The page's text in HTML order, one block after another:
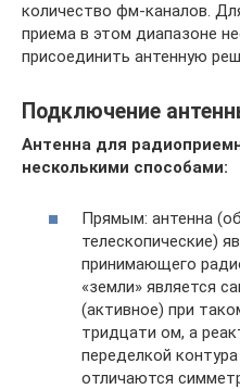
количество фм-каналов.
приема в этом диапазоне
присоединить антенную
Подключение
Антенна для
несколькими способами:
Прямым: антенна
телескопические)
принимающего
«земли» является
(активное) при
тридцати ом, а
переделкой
отличаются